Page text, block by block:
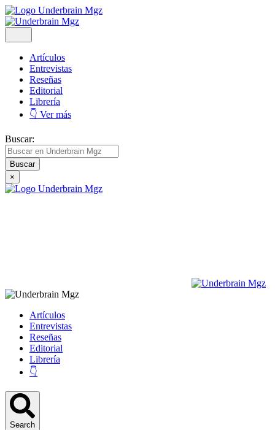
Artículos
Entrevistas
Reseñas
Editorial
Librería
👇 Ver más
Buscar:
×
Artículos
Entrevistas
Reseñas
Editorial
Librería
👇
Search